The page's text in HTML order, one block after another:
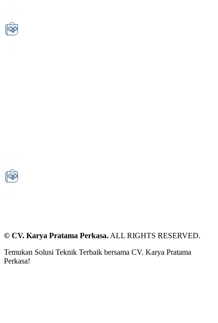
© CV. Karya Pratama Perkasa. ALL RIGHTS RESERVED.
Temukan Solusi Teknik Terbaik bersama CV. Karya Pratama
Perkasa!